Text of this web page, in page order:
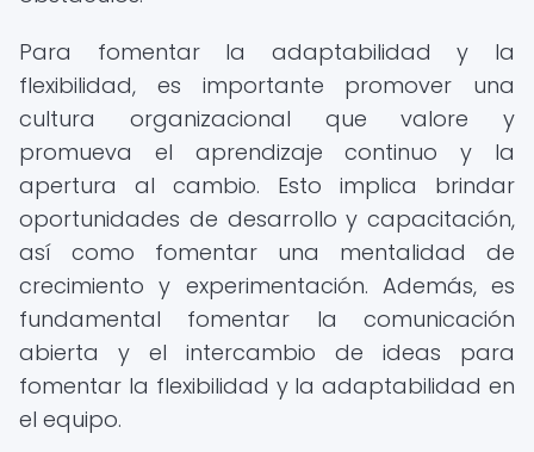
Para fomentar la adaptabilidad y la
flexibilidad, es importante promover una
cultura organizacional que valore y
promueva el aprendizaje continuo y la
apertura al cambio. Esto implica brindar
oportunidades de desarrollo y capacitación,
así como fomentar una mentalidad de
crecimiento y experimentación. Además, es
fundamental fomentar la comunicación
abierta y el intercambio de ideas para
fomentar la flexibilidad y la adaptabilidad en
el equipo.